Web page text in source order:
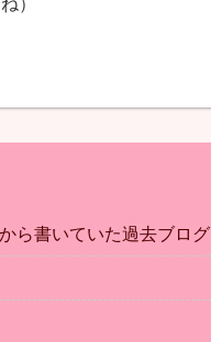
ら書いていた過去ブログ